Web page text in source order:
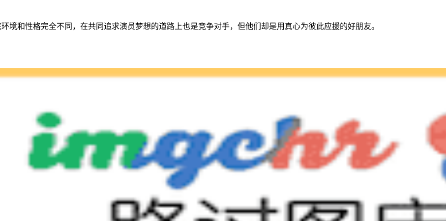
境和性格完全不同，在共同追求演员梦想的道路上也是竞争对手，但他们却是用真心为彼此应援的好朋友。